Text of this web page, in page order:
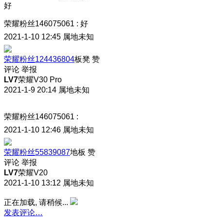
好
荣耀粉丝146075061 : 好
2021-1-10 12:45 属地未知
荣耀粉丝124436804板凳 赞
评论 举报
LV7荣耀V30 Pro
2021-1-9 20:14 属地未知
荣耀粉丝146075061 :
2021-1-10 12:46 属地未知
荣耀粉丝55839087地板 赞
评论 举报
LV7荣耀V20
2021-1-10 13:12 属地未知
正在加载, 请稍候...
发表评论…